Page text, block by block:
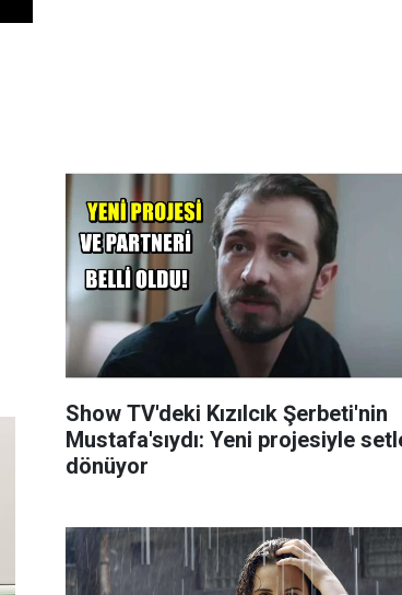
Show TV'deki Kızılcık Şerbeti'nin
Mustafa'sıydı: Yeni projesiyle
dönüyor